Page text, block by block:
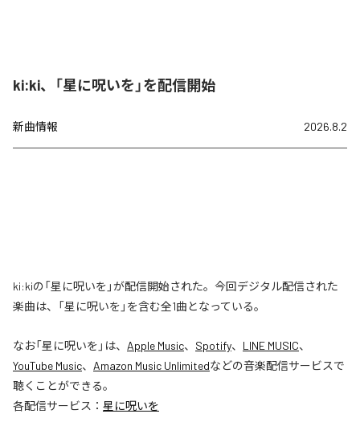
ki:ki、「星に呪いを」を配信開始
新曲情報 2026.8.2
ki:kiの「星に呪いを」が配信開始された。今回デジタル配信された
楽曲は、「星に呪いを」を含む全1曲となっている。
なお「星に呪いを 」は、 Apple Music、 Spotify、 LINE MUSIC、
YouTube Music、 Amazon Music Unlimitedなどの音楽配信サービスで
聴くことができる。
各配信サービス： 星に呪いを